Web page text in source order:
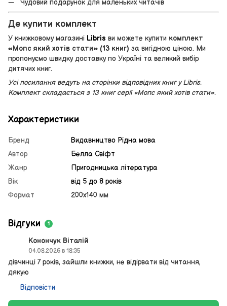
Чудовий подарунок для маленьких читачів
Де купити комплект
У книжковому магазині Libris ви можете купити комплект
«Мопс який хотів стати» (13 книг) за вигідною ціною. Ми
пропонуємо швидку доставку по Україні та великий вибір
дитячих книг.
Усі посилання ведуть на сторінки відповідних книг у Libris.
Комплект складається з 13 книг серії «Мопс який хотів стати».
Характеристики
Бренд
Видавництво Рiдна мова
Автор
Белла Свіфт
Жанр
Пригодницька література
Вік
від 5 до 8 років
Формат
200х140 мм
Відгуки 1
Конончук Віталій
04.08.2026 в 18:35
дівчинці 7 років, зайшли книжки, не відірвати від читання,
дякую
Відповісти